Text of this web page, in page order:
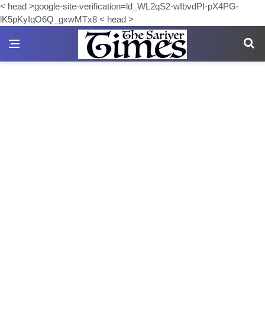
< head >google-site-verification=ld_WL2qS2-wIbvdPI-pX4PG-
lK5pKyIqO6Q_gxwMTx8 < head >